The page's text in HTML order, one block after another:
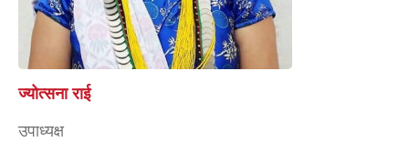
ज्योत्सना राई
उपाध्यक्ष